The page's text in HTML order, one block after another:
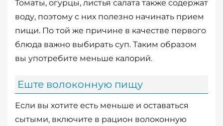
Томаты, огурцы, листья салата также содержат
воду, поэтому с них полезно начинать прием
пищи. По той же причине в качестве первого
блюда важно выбирать суп. Таким образом
вы употребите меньше калорий.
Еште волоконную пищу
Если вы хотите есть меньше и оставаться
сытыми, включите в рацион волоконную